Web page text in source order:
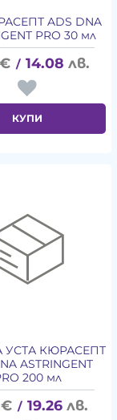
ADS DNA
PRO 30 мл
€ / 14.08 лв.
КУПИ
УСТА КЮРАСЕПТ
ASTRINGENT
200 мл
€ / 19.26 лв.